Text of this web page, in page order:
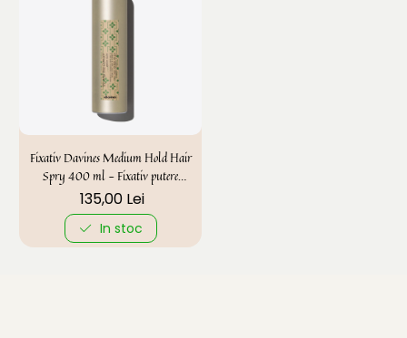
Fixativ Davines Medium Hold Hair
Spry 400 ml - Fixativ putere
Medie
135,00 Lei
In stoc